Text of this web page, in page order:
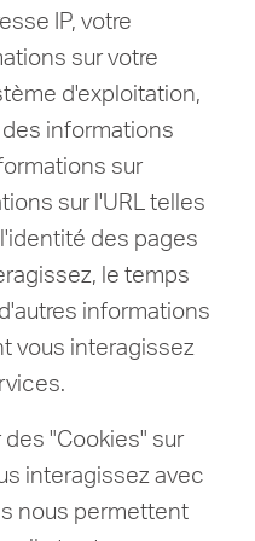
IP, votre
sur votre
d'exploitation,
informations
sur
sur l'URL telles
des pages
le temps
informations
vous interagissez
"Cookies" sur
interagissez avec
nous permettent